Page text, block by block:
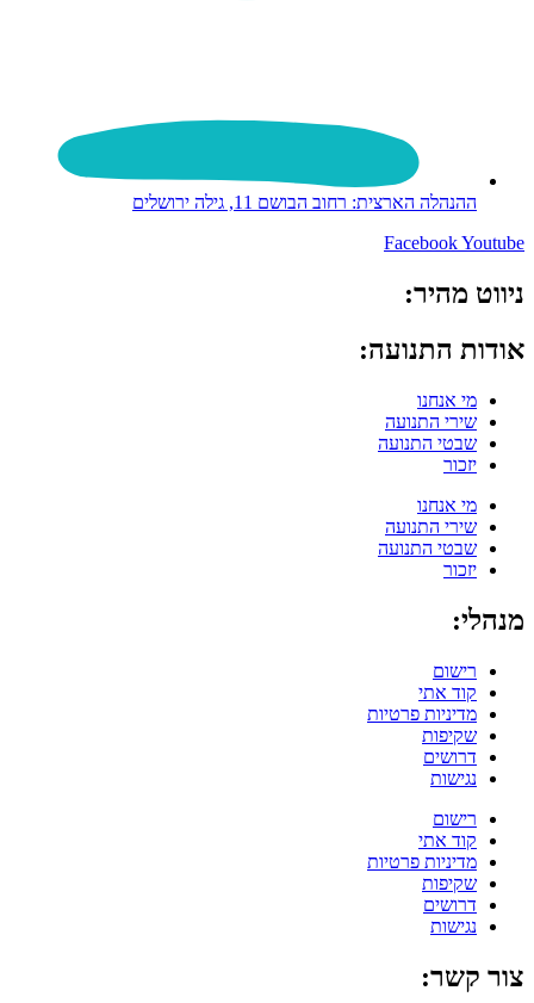
ההנהלה הארצית: רחוב הבושם 11, גילה ירושלים
FacebookYoutube
ניווט מהיר:
אודות התנועה:
מי אנחנו
שירי התנועה
שבטי התנועה
יזכור
מי אנחנו
שירי התנועה
שבטי התנועה
יזכור
מנהלי:
רישום
קוד אתי
מדיניות פרטיות
שקיפות
דרושים
נגישות
רישום
קוד אתי
מדיניות פרטיות
שקיפות
דרושים
נגישות
צור קשר: